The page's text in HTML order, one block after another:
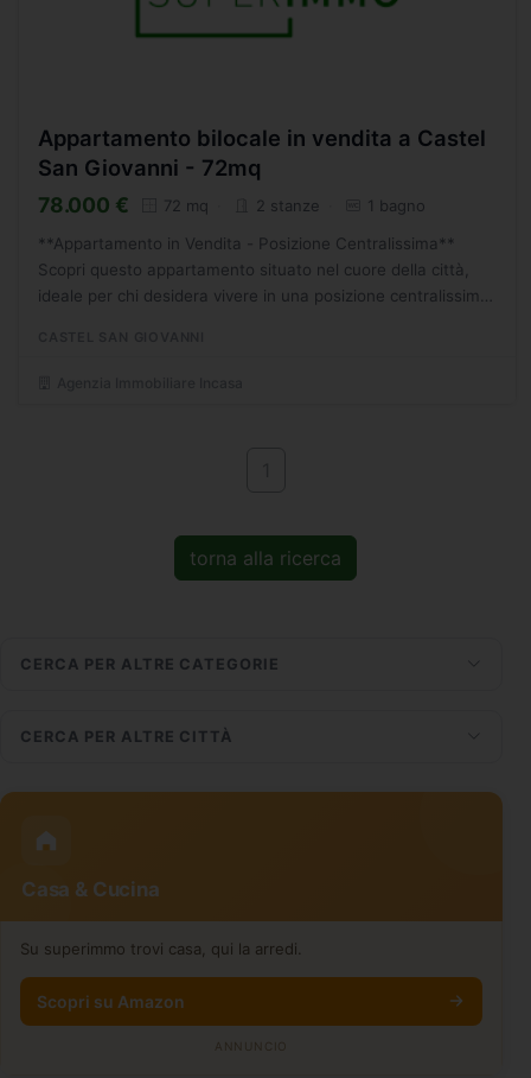
Appartamento bilocale in vendita a Castel
San Giovanni - 72mq
78.000 € 72 mq 2 stanze 1 bagno
**Appartamento in Vendita - Posizione Centralissima**
Scopri questo appartamento situato nel cuore della città,
ideale per chi desidera vivere in una posizione centralissima
torna alla ricerca
CERCA PER ALTRE CATEGORIE
CERCA PER ALTRE CITTÀ
Casa & Cucina
Su superimmo trovi casa, qui la arredi.
Scopri su Amazon
ANNUNCIO